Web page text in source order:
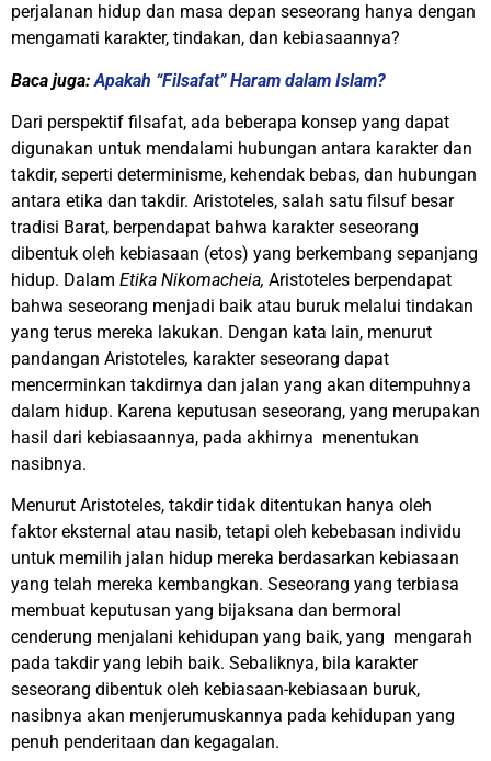
perjalanan hidup dan masa depan seseorang hanya dengan
mengamati karakter, tindakan, dan kebiasaannya?
Baca juga: Apakah “Filsafat” Haram dalam Islam?
Dari perspektif filsafat, ada beberapa konsep yang dapat
digunakan untuk mendalami hubungan antara karakter dan
takdir, seperti determinisme, kehendak bebas, dan hubungan
antara etika dan takdir. Aristoteles, salah satu filsuf besar
tradisi Barat, berpendapat bahwa karakter seseorang
dibentuk oleh kebiasaan (etos) yang berkembang sepanjang
hidup. Dalam Etika Nikomacheia, Aristoteles berpendapat
bahwa seseorang menjadi baik atau buruk melalui tindakan
yang terus mereka lakukan. Dengan kata lain, menurut
pandangan Aristoteles, karakter seseorang dapat
mencerminkan takdirnya dan jalan yang akan ditempuhnya
dalam hidup. Karena keputusan seseorang, yang merupakan
hasil dari kebiasaannya, pada akhirnya menentukan
nasibnya.
Menurut Aristoteles, takdir tidak ditentukan hanya oleh
faktor eksternal atau nasib, tetapi oleh kebebasan individu
untuk memilih jalan hidup mereka berdasarkan kebiasaan
yang telah mereka kembangkan. Seseorang yang terbiasa
membuat keputusan yang bijaksana dan bermoral
cenderung menjalani kehidupan yang baik, yang mengarah
pada takdir yang lebih baik. Sebaliknya, bila karakter
seseorang dibentuk oleh kebiasaan-kebiasaan buruk,
nasibnya akan menjerumuskannya pada kehidupan yang
penuh penderitaan dan kegagalan.